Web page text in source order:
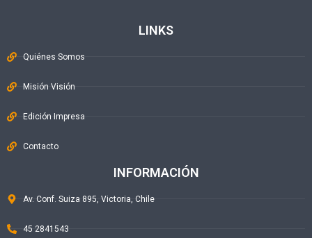
LINKS
Quiénes Somos
Misión Visión
Edición Impresa
Contacto
INFORMACIÓN
Av. Conf. Suiza 895, Victoria, Chile
45 2841543